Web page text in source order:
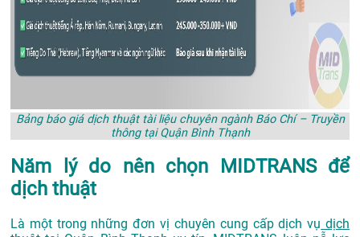
Bảng báo giá dịch thuật tài liệu chuyên ngành Báo Chí – Truyền
thông tại Quận Bình Thạnh
Năm lý do nên chọn MIDTRANS để
dịch thuật
Là một trong những đơn vị chuyên cung cấp dịch vụ dịch